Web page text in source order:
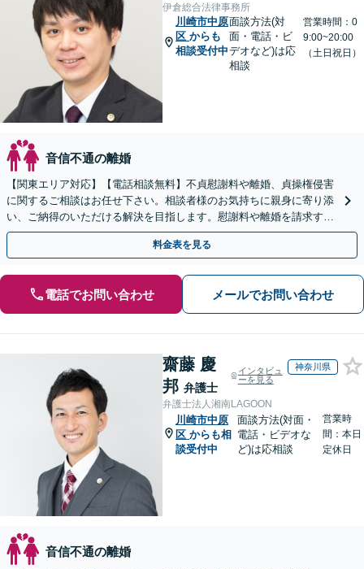
伊倉総合法律事務所
川崎市中原
区 からも
相談受付中
面談方法(対
面・電話・ビ
デオなど)は応
相談
営業時間：0
9:00~20:00
（土日祝日）
音信不通の離婚
【関東エリア対応】【電話相談無料】不貞慰謝料や離婚、貞操権侵害
に関するご相談はお任せ下さい。相談者様のお気持ちに親身に寄り添
い、ご納得のいただける解決を目指します。慰謝料や離婚を請求する
側やされた側、双方のご相談に対応【休日・夜間相談OK】
料金表を見る
電話でお問い合わせ メールでお問い合わせ
齋藤 慶
邦 弁護士
インタビュ
ーを見る
神奈川県
弁護士法人湘南LAGOON
川崎市中原
区 からも相
談受付中
面談方法(対面・
電話・ビデオな
ど)は応相談
営業時
間：本日
定休日
音信不通の離婚